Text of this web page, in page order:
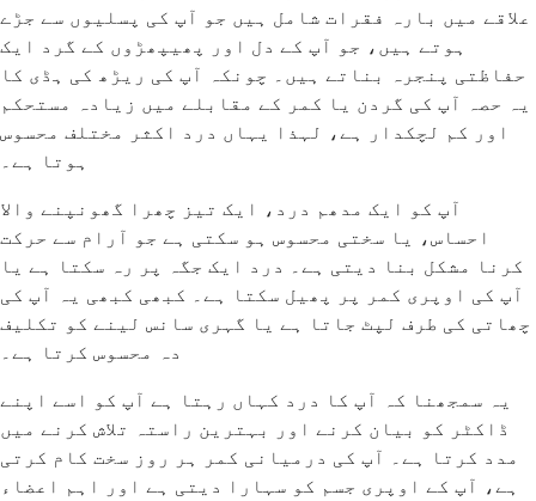
علاقے میں بارہ فقرات شامل ہیں جو آپ کی پسلیوں سے جڑے
ہوتے ہیں، جو آپ کے دل اور پھیپھڑوں کے گرد ایک
حفاظتی پنجرہ بناتے ہیں۔ چونکہ آپ کی ریڑھ کی ہڈی کا
یہ حصہ آپ کی گردن یا کمر کے مقابلے میں زیادہ مستحکم
اور کم لچکدار ہے، لہذا یہاں درد اکثر مختلف محسوس
ہوتا ہے۔
آپ کو ایک مدھم درد، ایک تیز چھرا گھونپنے والا
احساس، یا سختی محسوس ہو سکتی ہے جو آرام سے حرکت
کرنا مشکل بنا دیتی ہے۔ درد ایک جگہ پر رہ سکتا ہے یا
آپ کی اوپری کمر پر پھیل سکتا ہے۔ کبھی کبھی یہ آپ کی
چھاتی کی طرف لپٹ جاتا ہے یا گہری سانس لینے کو تکلیف
دہ محسوس کرتا ہے۔
یہ سمجھنا کہ آپ کا درد کہاں رہتا ہے آپ کو اسے اپنے
ڈاکٹر کو بیان کرنے اور بہترین راستہ تلاش کرنے میں
مدد کرتا ہے۔ آپ کی درمیانی کمر ہر روز سخت کام کرتی
ہے، آپ کے اوپری جسم کو سہارا دیتی ہے اور اہم اعضاء